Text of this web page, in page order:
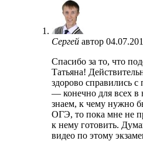
Сергей автор
Спасибо за то, что
Татьяна!
здорово справились
— конечно для всех в
знаем, к чему нужно
ОГЭ, то пока мне не
к нему готовить.
видео по этому